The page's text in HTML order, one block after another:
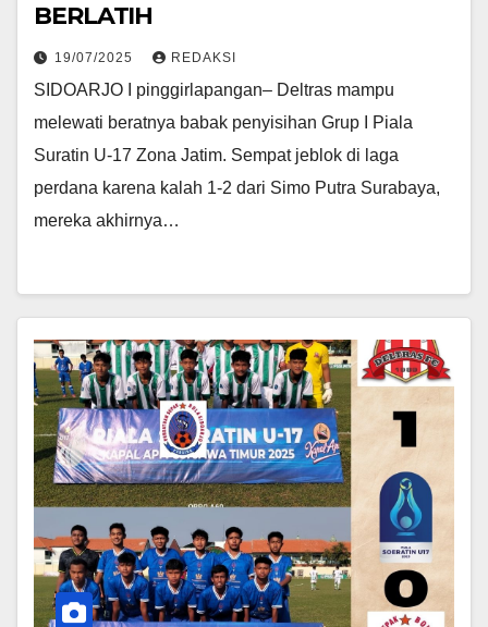
BERLATIH
19/07/2025 REDAKSI
SIDOARJO I pinggirlapangan– Deltras mampu
melewati beratnya babak penyisihan Grup I Piala
Suratin U-17 Zona Jatim. Sempat jeblok di laga
perdana karena kalah 1-2 dari Simo Putra Surabaya,
mereka akhirnya…